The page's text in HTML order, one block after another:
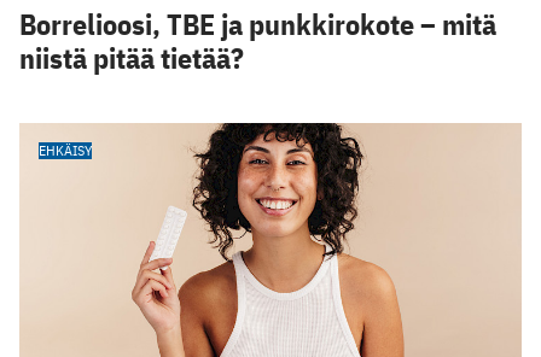
Borrelioosi, TBE ja punkkirokote – mitä
niistä pitää tietää?
EHKÄISY